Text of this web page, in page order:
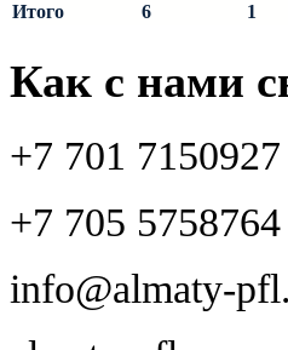
Итого
6 1
Как с нами
+7 701 7150927
+7 705 5758764
info@almaty-